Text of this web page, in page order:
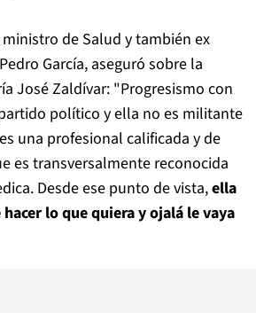
de Salud y también ex
García, aseguró sobre la
José Zaldívar: "Progresismo con
político y ella no es militante
una profesional calificada y de
es transversalmente reconocida
Desde ese punto de vista,ella
lo que quiera y ojalá le vaya